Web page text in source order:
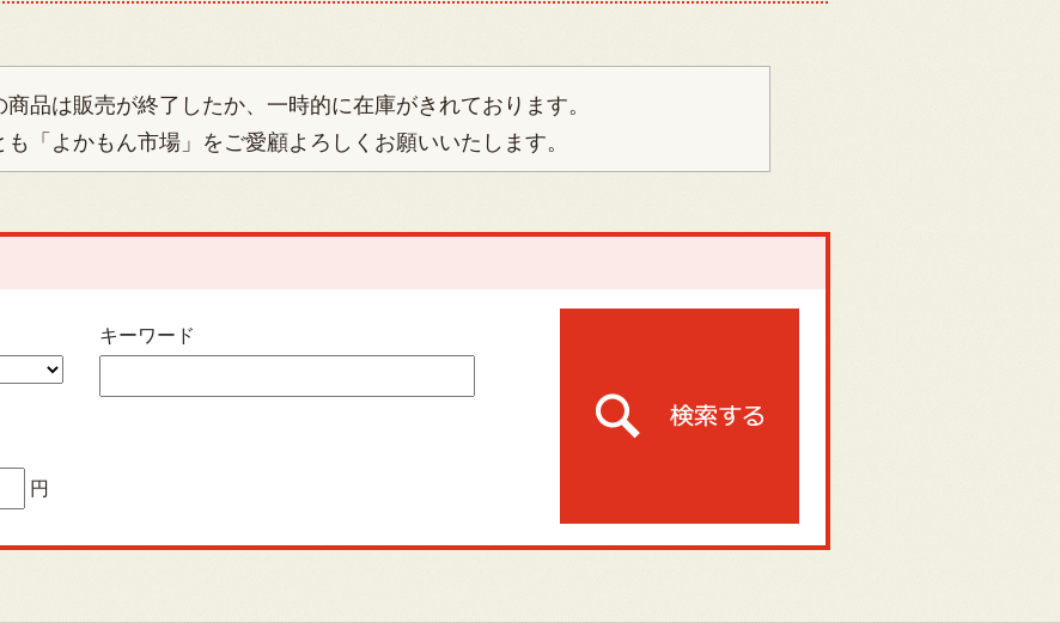
商品は販売が終了したか、一時的に在庫がきれております。
も「よかもん市場」をご愛顧よろしくお願いいたします。
キーワード
円